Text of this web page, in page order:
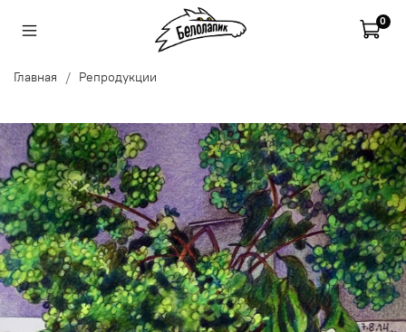
0
Главная Репродукции